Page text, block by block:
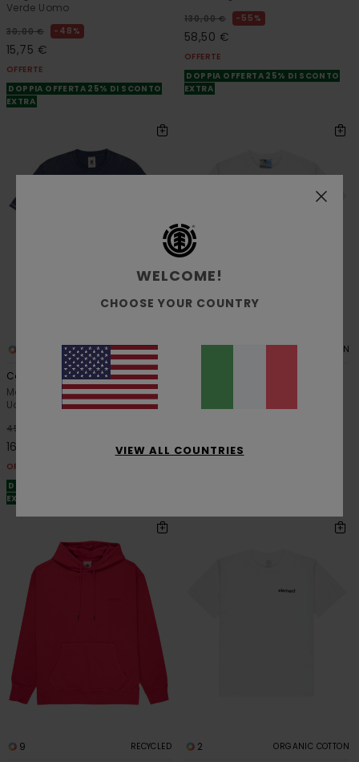
Verde Uomo
30,00 € 48%
15,75 €
OFFERTE
DOPPIA OFFERTA 25% DI SCONTO
EXTRA
130,00 € 55%
58,50 €
OFFERTE
DOPPIA OFFERTA 25% DI SCONTO
EXTRA
ORGANIC COTTON
Cargo Pocket
Maglietta a maniche corte Blu
Uomo
45,00 €
16,87 €
OFFERTE
DOPPIA OFFERTA 25% DI SCONTO
EXTRA
2 ORGANIC COTTON
18,37 €
9 RECYCLED 2 ORGANIC COTTON
WELCOME!
CHOOSE YOUR COUNTRY
VIEW ALL COUNTRIES